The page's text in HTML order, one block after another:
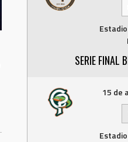
SERIE FINAL
15 de